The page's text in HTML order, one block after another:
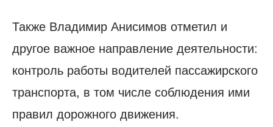
Также Владимир Анисимов отметил и
другое важное направление деятельности:
контроль работы водителей пассажирского
транспорта, в том числе соблюдения ими
правил дорожного движения.